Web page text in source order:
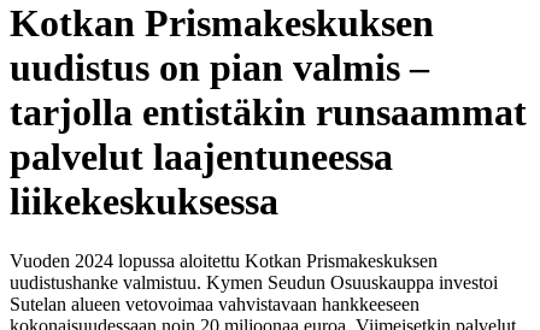
Kotkan Prismakeskuksen
uudistus on pian valmis –
tarjolla entistäkin runsaammat
palvelut laajentuneessa
liikekeskuksessa
Vuoden 2024 lopussa aloitettu Kotkan Prismakeskuksen
uudistushanke valmistuu. Kymen Seudun Osuuskauppa investoi
Sutelan alueen vetovoimaa vahvistavaan hankkeeseen
kokonaisuudessaan noin 20 miljoonaa euroa. Viimeisetkin palvelut